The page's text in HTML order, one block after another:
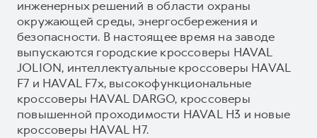
инженерных решений в области охраны
окружающей среды, энергосбережения и
безопасности. В настоящее время на заводе
выпускаются городские кроссоверы HAVAL
JOLION, интеллектуальные кроссоверы HAVAL
F7 и HAVAL F7x, высокофункциональные
кроссоверы HAVAL DARGO, кроссоверы
повышенной проходимости HAVAL H3 и новые
кроссоверы HAVAL H7.